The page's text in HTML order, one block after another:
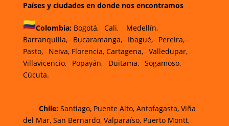
Países y ciudades en donde nos encontramos
Colombia: Bogotá,– Cali, Medellín,–
Barranquilla,– Bucaramanga,– Ibagué,– Pereira,–
Pasto,– Neiva, Florencia, Cartagena,– Valledupar,–
Villavicencio,– Popayán,– Duitama,– Sogamoso,–
Cúcuta.
Chile: Santiago, Puente Alto, Antofagasta,Viña
del Mar, San Bernardo, Valparaíso, Puerto Montt,